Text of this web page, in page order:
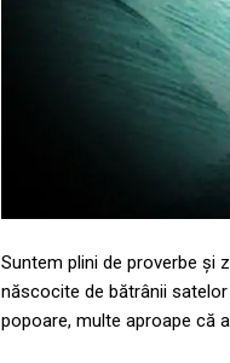
Suntem plini de proverbe și
născocite de bătrânii
popoare, multe aproape că